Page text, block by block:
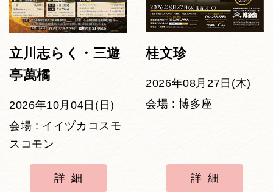
立川志らく・三遊
亭萬橘
2026年10月04日(日)
会場 : イイヅカコスモ
スコモン
詳細
桂文珍
2026年08月27日(木)
会場 : 博多座
詳細